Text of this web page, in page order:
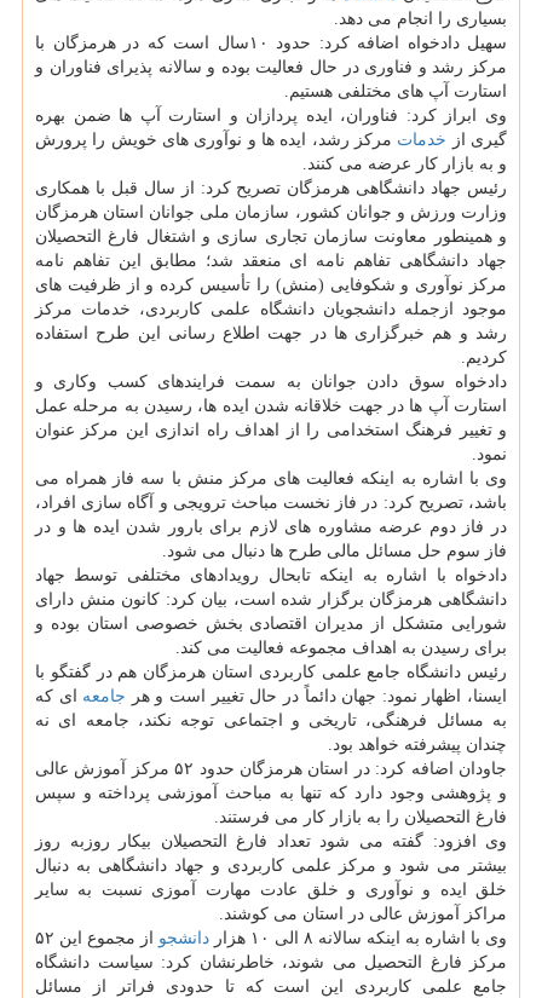
بسیاری را انجام می دهد.
سهیل دادخواه اضافه كرد: حدود ۱۰سال است كه در هرمزگان با
مركز رشد و فناوری در حال فعالیت بوده و سالانه پذیرای فناوران و
استارت آپ های مختلفی هستیم.
وی ابراز كرد: فناوران، ایده پردازان و استارت آپ ها ضمن بهره
گیری از خدمات مركز رشد، ایده ها و نوآوری های خویش را پرورش
و به بازار كار عرضه می كنند.
رئیس جهاد دانشگاهی هرمزگان تصریح كرد: از سال قبل با همكاری
وزارت ورزش و جوانان كشور، سازمان ملی جوانان استان هرمزگان
و همینطور معاونت سازمان تجاری سازی و اشتغال فارغ التحصیلان
جهاد دانشگاهی تفاهم نامه ای منعقد شد؛ مطابق این تفاهم نامه
مركز نوآوری و شكوفایی (منش) را تأسیس كرده و از ظرفیت های
موجود ازجمله دانشجویان دانشگاه علمی كاربردی، خدمات مركز
رشد و هم خبرگزاری ها در جهت اطلاع رسانی این طرح استفاده
كردیم.
دادخواه سوق دادن جوانان به سمت فرایندهای كسب وكاری و
استارت آپ ها در جهت خلاقانه شدن ایده ها، رسیدن به مرحله عمل
و تغییر فرهنگ استخدامی را از اهداف راه اندازی این مركز عنوان
نمود.
وی با اشاره به اینكه فعالیت های مركز منش با سه فاز همراه می
باشد، تصریح كرد: در فاز نخست مباحث ترویجی و آگاه سازی افراد،
در فاز دوم عرضه مشاوره های لازم برای بارور شدن ایده ها و در
فاز سوم حل مسائل مالی طرح ها دنبال می شود.
دادخواه با اشاره به اینكه تابحال رویدادهای مختلفی توسط جهاد
دانشگاهی هرمزگان برگزار شده است، بیان كرد: كانون منش دارای
شورایی متشكل از مدیران اقتصادی بخش خصوصی استان بوده و
برای رسیدن به اهداف مجموعه فعالیت می كند.
رئیس دانشگاه جامع علمی كاربردی استان هرمزگان هم در گفتگو با
ایسنا، اظهار نمود: جهان دائماً در حال تغییر است و هر جامعه ای كه
به مسائل فرهنگی، تاریخی و اجتماعی توجه نكند، جامعه ای نه
چندان پیشرفته خواهد بود.
جاودان اضافه كرد: در استان هرمزگان حدود ۵۲ مركز آموزش عالی
و پژوهشی وجود دارد كه تنها به مباحث آموزشی پرداخته و سپس
فارغ التحصیلان را به بازار كار می فرستند.
وی افزود: گفته می شود تعداد فارغ التحصیلان بیكار روزبه روز
بیشتر می شود و مركز علمی كاربردی و جهاد دانشگاهی به دنبال
خلق ایده و نوآوری و خلق عادت مهارت آموزی نسبت به سایر
مراكز آموزش عالی در استان می كوشند.
وی با اشاره به اینكه سالانه ۸ الی ۱۰ هزار
دانشجو
از مجموع این ۵۲
مركز فارغ التحصیل می شوند، خاطرنشان كرد: سیاست دانشگاه
جامع علمی كاربردی این است كه تا حدودی فراتر از مسائل